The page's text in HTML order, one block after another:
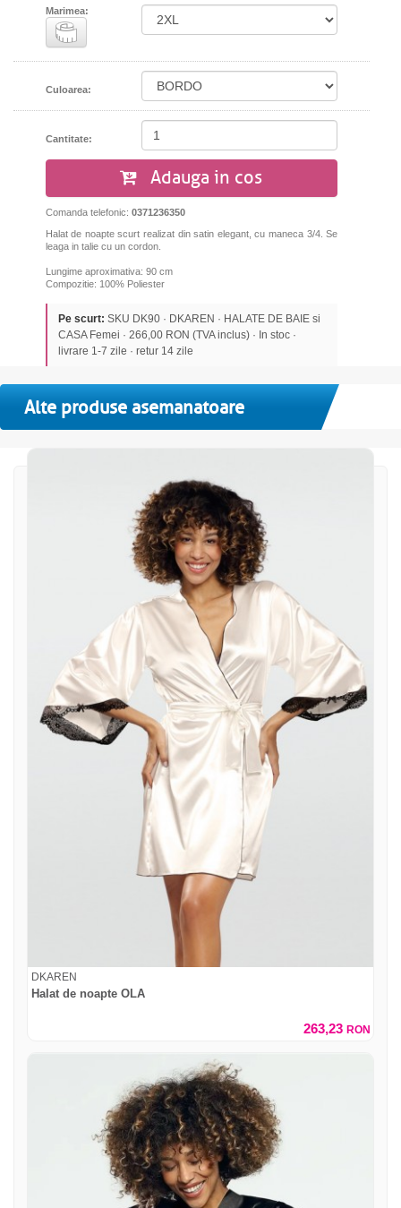
Marimea:
Culoarea:
Cantitate:
Adauga in cos
Comanda telefonic: 0371236350
Halat de noapte scurt realizat din satin elegant, cu maneca 3/4. Se
leaga in talie cu un cordon.
Lungime aproximativa: 90 cm
Compozitie: 100% Poliester
Pe scurt: SKU DK90 · DKAREN · HALATE DE BAIE si
CASA Femei · 266,00 RON (TVA inclus) · In stoc ·
livrare 1-7 zile · retur 14 zile
Alte produse asemanatoare
DKAREN
Halat de noapte OLA
263,23 RON